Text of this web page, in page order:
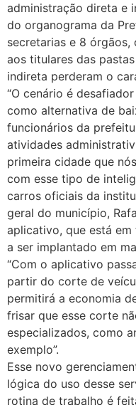
administração direta e
do organograma da
secretarias e 8 órgãos,
aos titulares das
indireta perderam o
“O cenário é
como alternativa de
funcionários da
atividades
primeira cidade que
com esse tipo de
carros oficiais da
geral do município,
aplicativo, que está
a ser implantado em
“Com o aplicativo
partir do corte de
permitirá a economia
frisar que esse corte
especializados, como
exemplo”.
Esse novo
lógica do uso desse
rotina de trabalho é